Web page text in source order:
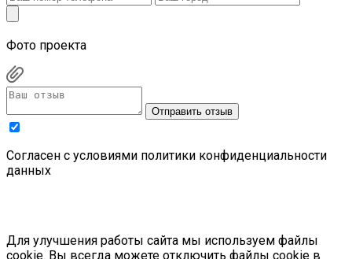
Фото проекта
Отправить отзыв
Cогласен с условиями политики конфиденциальности
данных
Для улучшения работы сайта мы используем файлы
cookie. Вы всегда можете отключить файлы cookie в